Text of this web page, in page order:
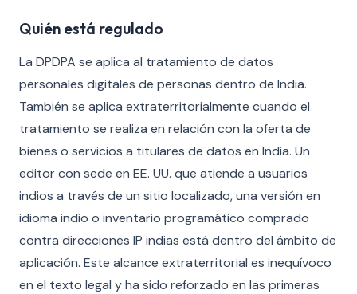
Quién está regulado
La DPDPA se aplica al tratamiento de datos
personales digitales de personas dentro de India.
También se aplica extraterritorialmente cuando el
tratamiento se realiza en relación con la oferta de
bienes o servicios a titulares de datos en India. Un
editor con sede en EE. UU. que atiende a usuarios
indios a través de un sitio localizado, una versión en
idioma indio o inventario programático comprado
contra direcciones IP indias está dentro del ámbito de
aplicación. Este alcance extraterritorial es inequívoco
en el texto legal y ha sido reforzado en las primeras